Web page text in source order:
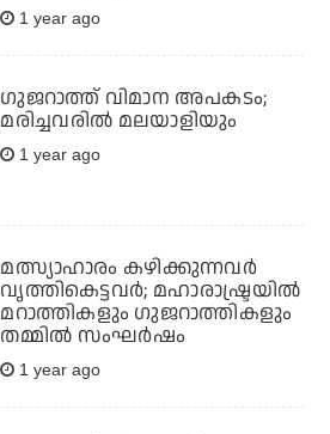
1 year ago
​ഗുജറാത്ത് വിമാന അപകടം;
മരിച്ചവരിൽ മലയാളിയും
1 year ago
മത്സ്യാഹാരം കഴിക്കുന്നവര്‍
വൃത്തികെട്ടവര്‍; മഹാരാഷ്ട്രയില്‍
മറാത്തികളും ഗുജറാത്തികളും
തമ്മില്‍ സംഘര്‍ഷം
1 year ago